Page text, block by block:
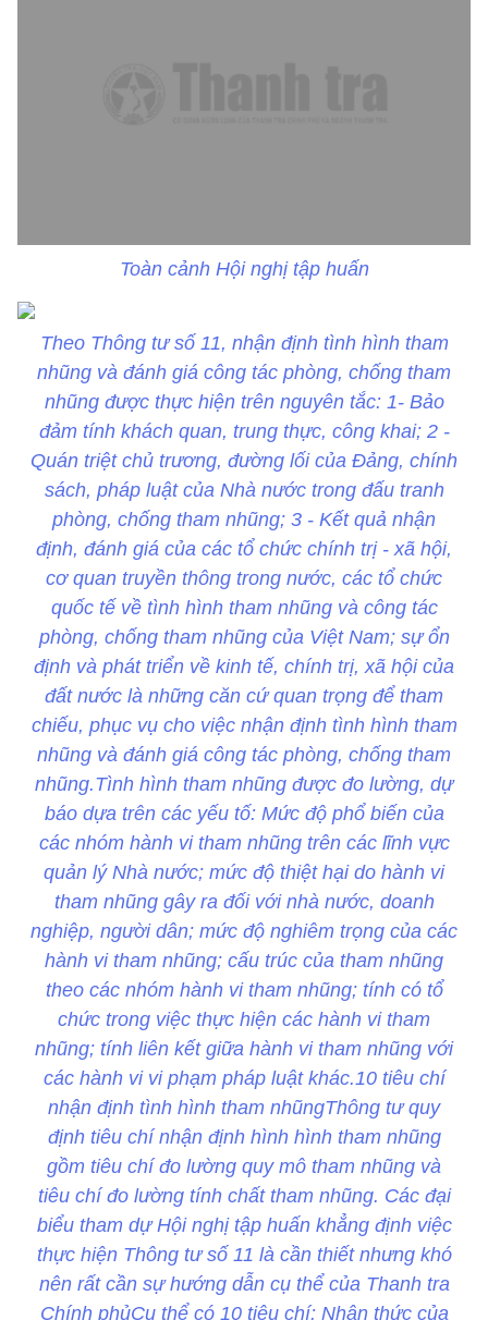
Toàn cảnh Hội nghị tập huấn
Theo Thông tư số 11, nhận định tình hình tham
nhũng và đánh giá công tác phòng, chống tham
nhũng được thực hiện trên nguyên tắc: 1- Bảo
đảm tính khách quan, trung thực, công khai; 2 -
Quán triệt chủ trương, đường lối của Đảng, chính
sách, pháp luật của Nhà nước trong đấu tranh
phòng, chống tham nhũng; 3 - Kết quả nhận
định, đánh giá của các tổ chức chính trị - xã hội,
cơ quan truyền thông trong nước, các tổ chức
quốc tế về tình hình tham nhũng và công tác
phòng, chống tham nhũng của Việt Nam; sự ổn
định và phát triển về kinh tế, chính trị, xã hội của
đất nước là những căn cứ quan trọng để tham
chiếu, phục vụ cho việc nhận định tình hình tham
nhũng và đánh giá công tác phòng, chống tham
nhũng.Tình hình tham nhũng được đo lường, dự
báo dựa trên các yếu tố: Mức độ phổ biến của
các nhóm hành vi tham nhũng trên các lĩnh vực
quản lý Nhà nước; mức độ thiệt hại do hành vi
tham nhũng gây ra đối với nhà nước, doanh
nghiệp, người dân; mức độ nghiêm trọng của các
hành vi tham nhũng; cấu trúc của tham nhũng
theo các nhóm hành vi tham nhũng; tính có tổ
chức trong việc thực hiện các hành vi tham
nhũng; tính liên kết giữa hành vi tham nhũng với
các hành vi vi phạm pháp luật khác.10 tiêu chí
nhận định tình hình tham nhũngThông tư quy
định tiêu chí nhận định hình hình tham nhũng
gồm tiêu chí đo lường quy mô tham nhũng và
tiêu chí đo lường tính chất tham nhũng. Các đại
biểu tham dự Hội nghị tập huấn khẳng định việc
thực hiện Thông tư số 11 là cần thiết nhưng khó
nên rất cần sự hướng dẫn cụ thể của Thanh tra
Chính phủCụ thể có 10 tiêu chí: Nhận thức của